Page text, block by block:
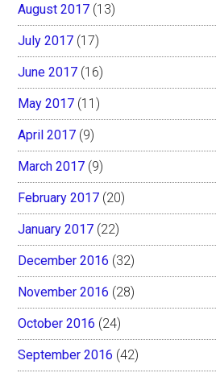
August 2017 (13)
July 2017 (17)
June 2017 (16)
May 2017 (11)
April 2017 (9)
March 2017 (9)
February 2017 (20)
January 2017 (22)
December 2016 (32)
November 2016 (28)
October 2016 (24)
September 2016 (42)